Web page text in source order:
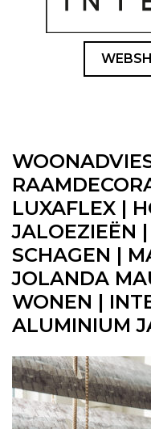
LUXAFLEX |
JALOEZIEËN
SCHAGEN |
JOLANDA
WONEN |
ALUMINIUM